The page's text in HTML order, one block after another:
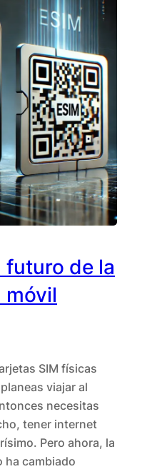
futuro de la
SIM físicas
viajar al
necesitas
tener internet
Pero ahora, la
ha cambiado